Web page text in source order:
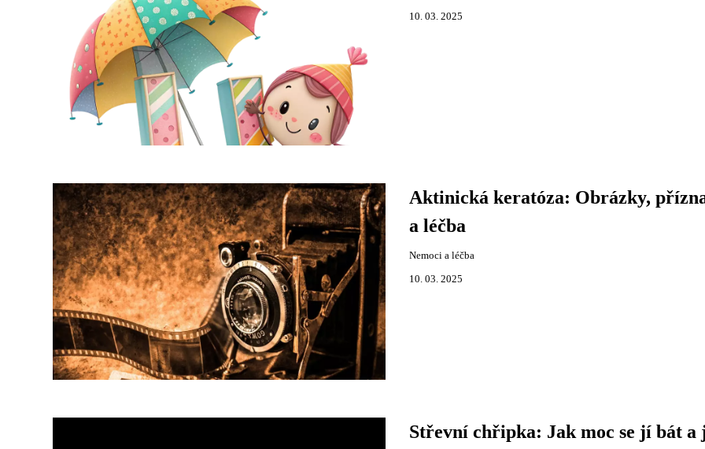
10. 03. 2025
Aktinická keratóza: Obrázky,
a léčba
Nemoci a léčba
10. 03. 2025
Střevní chřipka: Jak moc se jí bát a